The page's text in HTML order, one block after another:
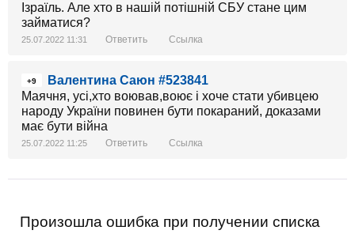
Ізраїль. Але хто в нашій потішній СБУ стане цим
займатися?
25.07.2022 11:31 Ответить Ссылка
+9
Валентина Саюн #523841
Маячня, усі,хто воював,воює і хоче стати убивцею
народу України повинен бути покараний, доказами
має бути війна
25.07.2022 11:25 Ответить Ссылка
Произошла ошибка при получении списка